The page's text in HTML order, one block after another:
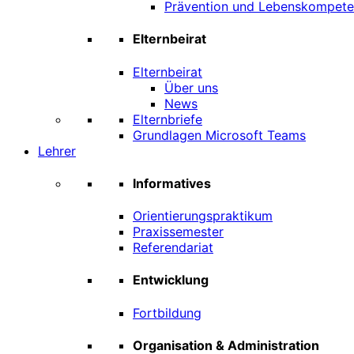
Prävention und
Elternbeirat
Elternbeirat
Über uns
News
Elternbriefe
Grundlagen Microsoft Teams
Lehrer
Informatives
Orientierungspraktikum
Praxissemester
Referendariat
Entwicklung
Fortbildung
Organisation & Administration